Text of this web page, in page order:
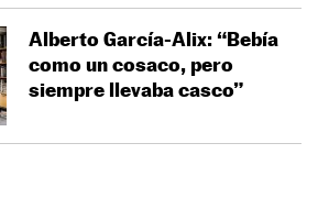
Alberto García-Alix: “Bebía
como un cosaco, pero
siempre llevaba casco”